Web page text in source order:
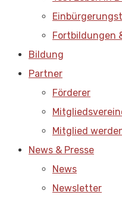
Fortbildungen
Bildung
Partner
Förderer
Mitglied
News & Presse
News
Newsletter